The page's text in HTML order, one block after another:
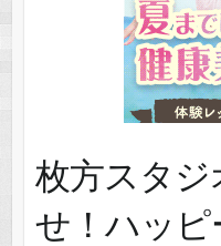
枚方スタジ
せ！ハッ